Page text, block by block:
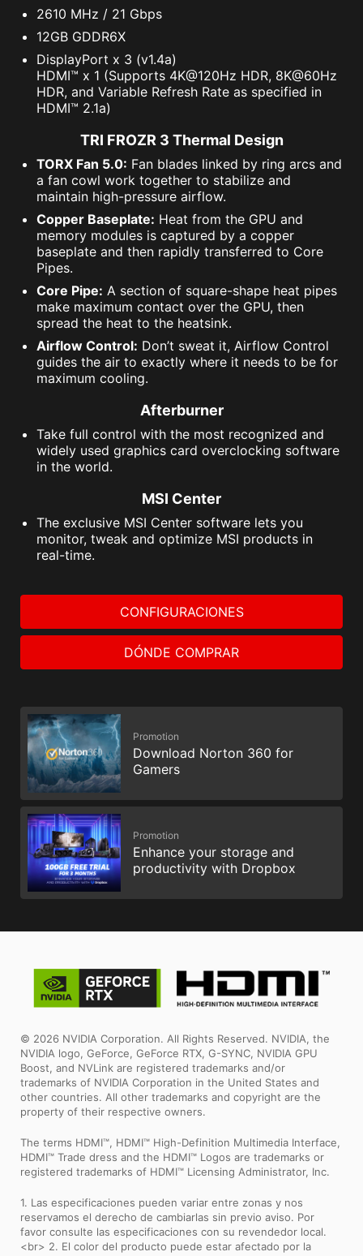
2610 MHz / 21 Gbps
12GB GDDR6X
DisplayPort x 3 (v1.4a)
HDMI™ x 1 (Supports 4K@120Hz HDR, 8K@60Hz
HDR, and Variable Refresh Rate as specified in
HDMI™ 2.1a)
TRI FROZR 3 Thermal Design
TORX Fan 5.0: Fan blades linked by ring arcs and
a fan cowl work together to stabilize and
maintain high-pressure airflow.
Copper Baseplate: Heat from the GPU and
memory modules is captured by a copper
baseplate and then rapidly transferred to Core
Pipes.
Core Pipe: A section of square-shape heat pipes
make maximum contact over the GPU, then
spread the heat to the heatsink.
Airflow Control: Don’t sweat it, Airflow Control
guides the air to exactly where it needs to be for
maximum cooling.
Afterburner
Take full control with the most recognized and
widely used graphics card overclocking software
in the world.
MSI Center
The exclusive MSI Center software lets you
monitor, tweak and optimize MSI products in
real-time.
CONFIGURACIONES
DÓNDE COMPRAR
Promotion
Download Norton 360 for
Gamers
Promotion
Enhance your storage and
productivity with Dropbox
© 2026 NVIDIA Corporation. All Rights Reserved. NVIDIA, the
NVIDIA logo, GeForce, GeForce RTX, G-SYNC, NVIDIA GPU
Boost, and NVLink are registered trademarks and/or
trademarks of NVIDIA Corporation in the United States and
other countries. All other trademarks and copyright are the
property of their respective owners.
The terms HDMI™, HDMI™ High-Definition Multimedia Interface,
HDMI™ Trade dress and the HDMI™ Logos are trademarks or
registered trademarks of HDMI™ Licensing Administrator, Inc.
1. Las especificaciones pueden variar entre zonas y nos
reservamos el derecho de cambiarlas sin previo aviso. Por
favor consulte las especificaciones con su revendedor local.
<br> 2. El color del producto puede estar afectado por la